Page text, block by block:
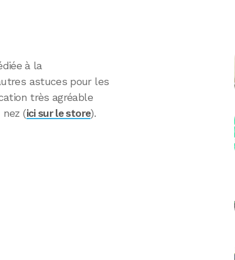
à la
astuces pour les
très agréable
nez (ici sur le store).